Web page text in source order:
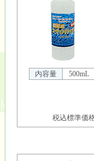
内容量 500mL
税込標準価